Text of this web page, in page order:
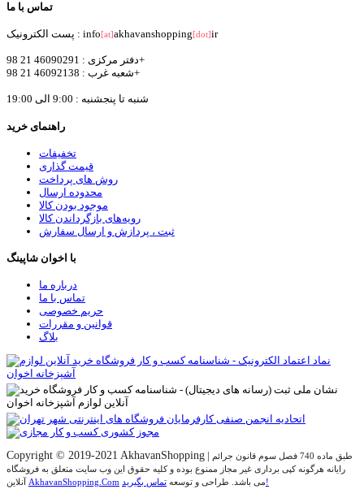
تماس با ما
پست الکترونیک : info[at]akhavanshopping[dot]ir
دفتر مرکزی : 46090291 21 98+
شعبه غرب : 46092138 21 98+
شنبه تا پنجشنبه : 9:00 الی 19:00
راهنمای خرید
تخفیفات
قیمت گذاری
روش های پرداخت
محدوده ارسال
موجود بودن کالا
رویه‌های بازگرداندن کالا
ثبت ، پردازش و ارسال سفارش
با اخوان شاپینگ
درباره ما
تماس با ما
حریم خصوصی
قوانین و مقررات
بلاگ
Copyright © 2019-2021 AkhavanShopping | طبق ماده 740 فصل سوم قانون جرائم
رایانه هرگونه کپی برداری غیر مجاز ممنوع بوده و کلیه حقوق اين وب سايت متعلق به فروشگاه
AkhavanShopping.Com می باشد. طراحی و توسعهتماس بگیرید!